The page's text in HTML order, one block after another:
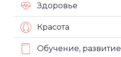
Здоровье
Красота
Обучение, развитие